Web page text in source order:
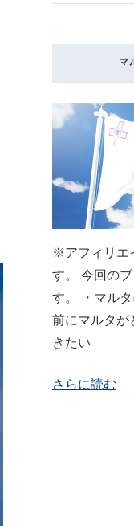
マ
※アフィリエ
す。 今回の
す。 ・マル
前にマルタが
きたい
さらに読む